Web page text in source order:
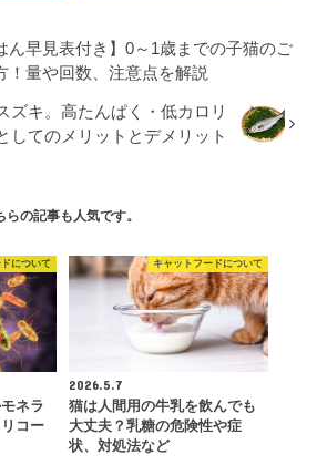
ん早見表付き】0～1歳までの子猫のご
！量や回数、注意点を解説
ズキ。高たんぱく・低カロリ
してのメリットとデメリット
らの記事も人気です。
について
ネラ
コー
キャットフードについて
2026.5.7
猫は人間用の牛乳を飲んでも
大丈夫？乳糖の危険性や症
状、対処法など